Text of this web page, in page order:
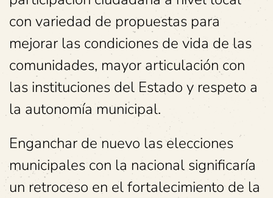
con variedad de propuestas para
mejorar las condiciones de vida de las
comunidades, mayor articulación con
las instituciones del Estado y respeto a
la autonomía municipal.
Enganchar de nuevo las elecciones
municipales con la nacional significaría
un retroceso en el fortalecimiento de la